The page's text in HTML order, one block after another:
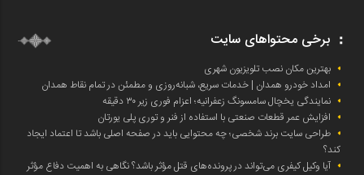
برخی محتواهای سایت
بهترین مکان نصب تلویزیون شهری
امداد خودرو همدان | خدمات سریع، شبانه‌روزی و مطمئن در تمام نقاط همدان
نمایندگی یخچال سامسونگ زعفرانیه؛ اعزام فوری زیر ۳۰ دقیقه
افزایش عمر قطعات صنعتی با استفاده از فنر و توری پلی یورتان
طراحی سایت برند شخصی؛ چه محتوایی باید در صفحه اصلی باشد تا اعتماد ایجاد
کند؟
آیا وکیل کیفری می‌تواند در پرونده‌های قتل مؤثر باشد؟ نگاهی به اهمیت دفاع مؤثر